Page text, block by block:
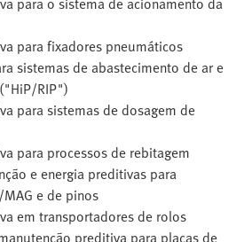
para fixadores pneumáticos
sistemas de abastecimento de ar e
RIP")
para sistemas de dosagem de
para processos de rebitagem
e energia preditivas para
e de pinos
em transportadores de rolos
preditiva para placas de